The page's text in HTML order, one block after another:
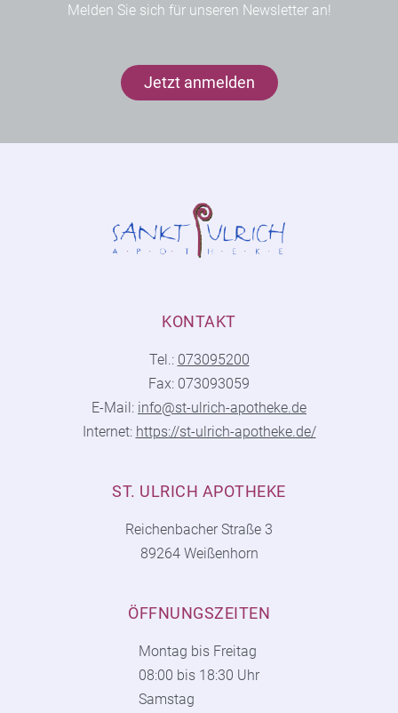
Melden Sie sich für unseren Newsletter an!
Jetzt anmelden
KONTAKT
Tel.: 073095200
Fax: 073093059
E-Mail: info@st-ulrich-apotheke.de
Internet: https://st-ulrich-apotheke.de/
ST. ULRICH APOTHEKE
Reichenbacher Straße 3
89264 Weißenhorn
ÖFFNUNGSZEITEN
Montag bis Freitag
08:00 bis 18:30 Uhr
Samstag